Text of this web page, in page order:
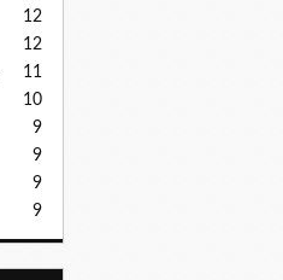
12
12
11
10
9
9
9
9